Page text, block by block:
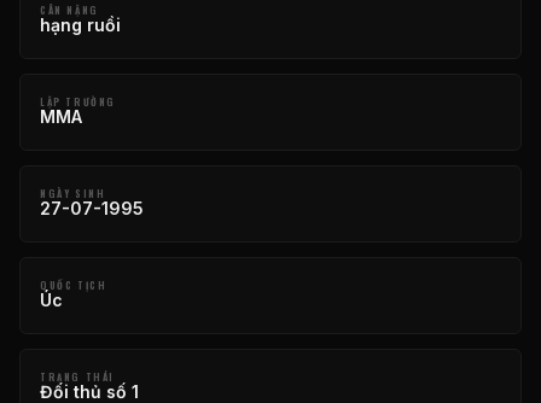
CÂN NẶNG
hạng ruồi
LẬP TRƯỜNG
MMA
NGÀY SINH
27-07-1995
QUỐC TỊCH
Úc
TRẠNG THÁI
Đối thủ số 1